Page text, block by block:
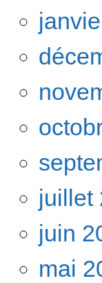
juillet
juin
mai